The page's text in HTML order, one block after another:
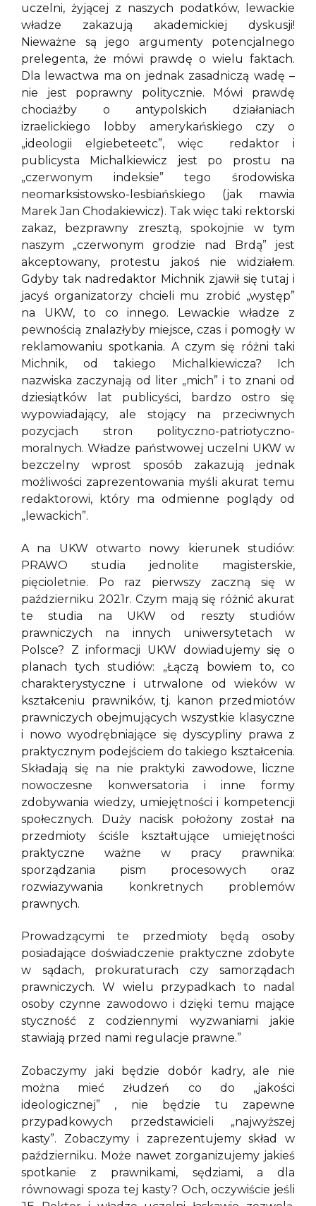
uczelni, żyjącej z naszych podatków, lewackie
władze zakazują akademickiej dyskusji!
Nieważne są jego argumenty potencjalnego
prelegenta, że mówi prawdę o wielu faktach.
Dla lewactwa ma on jednak zasadniczą wadę –
nie jest poprawny politycznie. Mówi prawdę
chociażby o antypolskich działaniach
izraelickiego lobby amerykańskiego czy o
„ideologii elgiebeteetc”, więc redaktor i
publicysta Michalkiewicz jest po prostu na
„czerwonym indeksie” tego środowiska
neomarksistowsko-lesbiańskiego (jak mawia
Marek Jan Chodakiewicz). Tak więc taki rektorski
zakaz, bezprawny zresztą, spokojnie w tym
naszym „czerwonym grodzie nad Brdą” jest
akceptowany, protestu jakoś nie widziałem.
Gdyby tak nadredaktor Michnik zjawił się tutaj i
jacyś organizatorzy chcieli mu zrobić „występ”
na UKW, to co innego. Lewackie władze z
pewnością znalazłyby miejsce, czas i pomogły w
reklamowaniu spotkania. A czym się różni taki
Michnik, od takiego Michalkiewicza? Ich
nazwiska zaczynają od liter „mich” i to znani od
dziesiątków lat publicyści, bardzo ostro się
wypowiadający, ale stojący na przeciwnych
pozycjach stron polityczno-patriotyczno-
moralnych. Władze państwowej uczelni UKW w
bezczelny wprost sposób zakazują jednak
możliwości zaprezentowania myśli akurat temu
redaktorowi, który ma odmienne poglądy od
„lewackich”.
A na UKW otwarto nowy kierunek studiów:
PRAWO studia jednolite magisterskie,
pięcioletnie. Po raz pierwszy zaczną się w
październiku 2021r. Czym mają się różnić akurat
te studia na UKW od reszty studiów
prawniczych na innych uniwersytetach w
Polsce? Z informacji UKW dowiadujemy się o
planach tych studiów: „Łączą bowiem to, co
charakterystyczne i utrwalone od wieków w
kształceniu prawników, tj. kanon przedmiotów
prawniczych obejmujących wszystkie klasyczne
i nowo wyodrębniające się dyscypliny prawa z
praktycznym podejściem do takiego kształcenia.
Składają się na nie praktyki zawodowe, liczne
nowoczesne konwersatoria i inne formy
zdobywania wiedzy, umiejętności i kompetencji
społecznych. Duży nacisk położony został na
przedmioty ściśle kształtujące umiejętności
praktyczne ważne w pracy prawnika:
sporządzania pism procesowych oraz
rozwiazywania konkretnych problemów
prawnych.
Prowadzącymi te przedmioty będą osoby
posiadające doświadczenie praktyczne zdobyte
w sądach, prokuraturach czy samorządach
prawniczych. W wielu przypadkach to nadal
osoby czynne zawodowo i dzięki temu mające
styczność z codziennymi wyzwaniami jakie
stawiają przed nami regulacje prawne.”
Zobaczymy jaki będzie dobór kadry, ale nie
można mieć złudzeń co do „jakości
ideologicznej” , nie będzie tu zapewne
przypadkowych przedstawicieli „najwyższej
kasty”. Zobaczymy i zaprezentujemy skład w
październiku. Może nawet zorganizujemy jakieś
spotkanie z prawnikami, sędziami, a dla
równowagi spoza tej kasty? Och, oczywiście jeśli